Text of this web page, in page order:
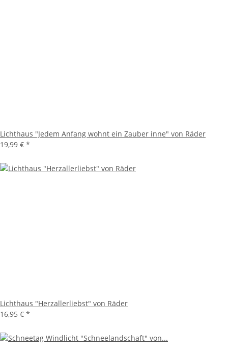
Lichthaus "Jedem Anfang wohnt ein Zauber inne" von Räder
19,99 € *
Lichthaus "Herzallerliebst" von Räder
16,95 € *